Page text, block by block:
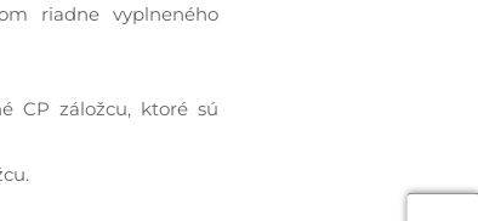
riadne vyplneného
CP záložcu, ktoré sú